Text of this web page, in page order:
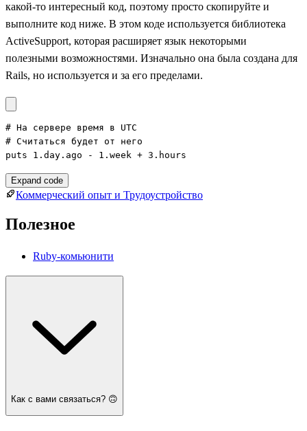
какой-то интересный код, поэтому просто скопируйте и
выполните код ниже. В этом коде используется библиотека
ActiveSupport, которая расширяет язык некоторыми
полезными возможностями. Изначально она была создана для
Rails, но используется и за его пределами.
# На сервере время в UTC
# Считаться будет от него
puts 1.day.ago - 1.week + 3.hours
Expand code
Коммерческий опыт и Трудоустройство
Полезное
Ruby-комьюнити
Как с вами связаться? 🙃